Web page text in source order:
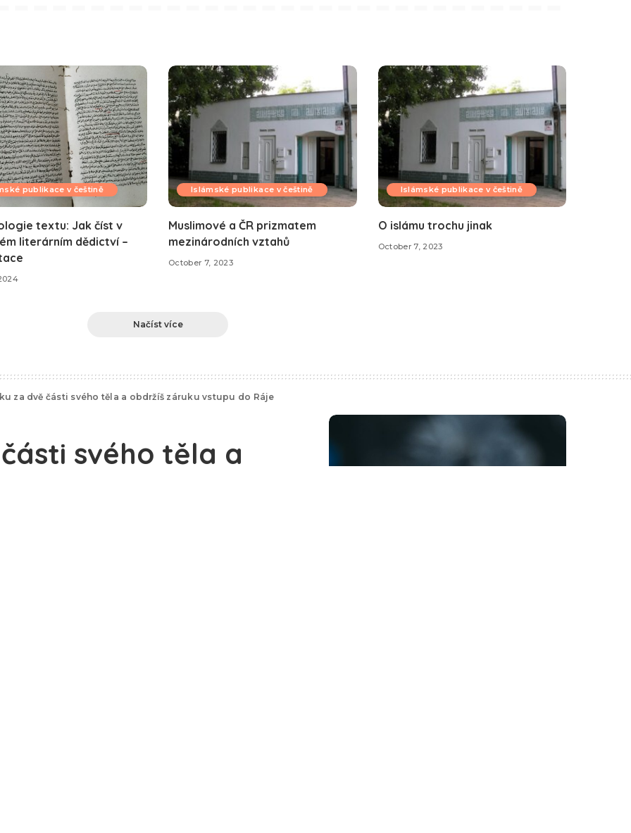
publikace v češtině
textu: Jak číst v
literárním dědictví –
Islámské publikace v češtině
Muslimové a ČR prizmatem
mezinárodních vztahů
October 7, 2023
Islámské publikace v češtině
O islámu trochu jinak
October 7, 2023
Načíst více
za dvě části svého těla a obdržíš záruku vstupu do Ráje
svého těla a